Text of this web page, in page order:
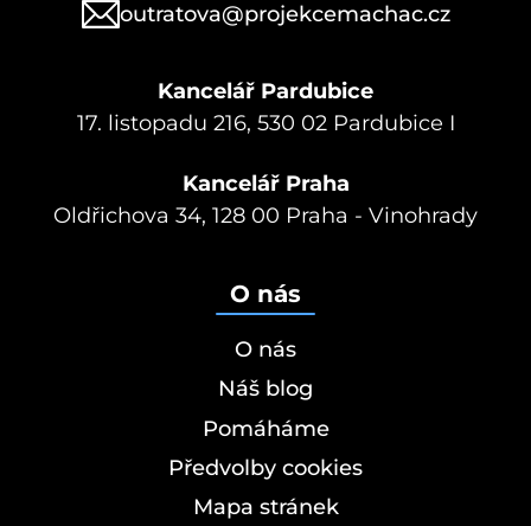
outratova@projekcemachac.cz
Kancelář Pardubice
17. listopadu 216, 530 02 Pardubice I
Kancelář Praha
Oldřichova 34, 128 00 Praha - Vinohrady
O nás
O nás
Náš blog
Pomáháme
Předvolby cookies
Mapa stránek